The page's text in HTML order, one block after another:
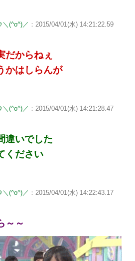
(^o^)／ ：2015/04/01(水) 14:21:22.59
だからねぇ
かはしらんが
(^o^)／ ：2015/04/01(水) 14:21:28.47
違いでした
ください
(^o^)／ ：2015/04/01(水) 14:22:43.17
～～